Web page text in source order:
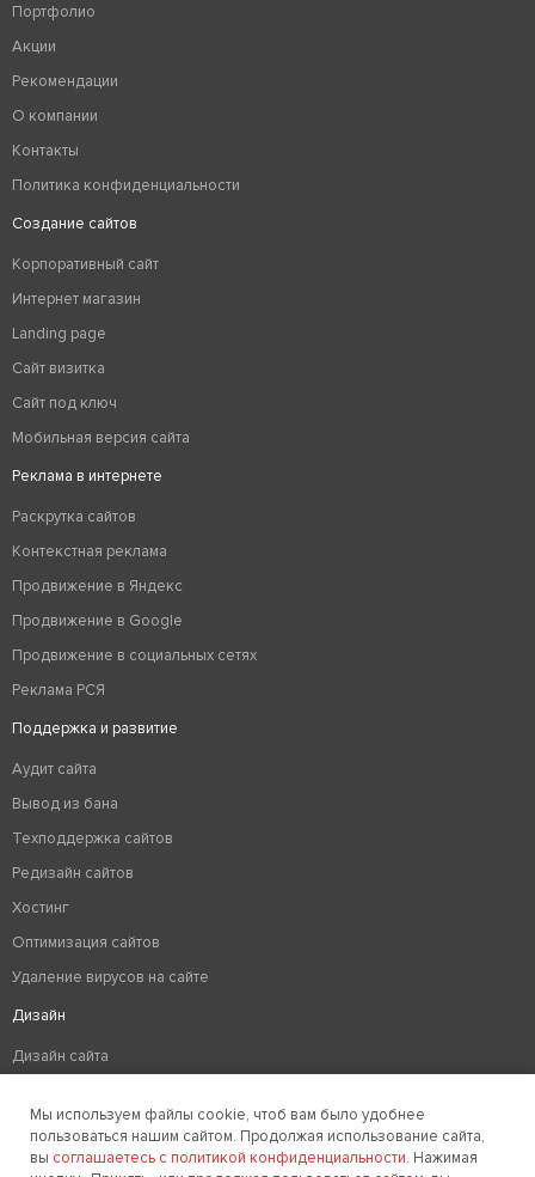
Портфолио
Акции
Рекомендации
О компании
Контакты
Политика конфиденциальности
Создание сайтов
Корпоративный сайт
Интернет магазин
Landing page
Сайт визитка
Сайт под ключ
Мобильная версия сайта
Реклама в интернете
Раскрутка сайтов
Контекстная реклама
Продвижение в Яндекс
Продвижение в Google
Продвижение в социальных сетях
Реклама РСЯ
Поддержка и развитие
Аудит сайта
Вывод из бана
Техподдержка сайтов
Редизайн сайтов
Хостинг
Оптимизация сайтов
Удаление вирусов на сайте
Дизайн
Дизайн сайта
Создание фирменного стиля
Мы используем файлы cookie, чтоб вам было удобнее
пользоваться нашим сайтом. Продолжая использование сайта,
вы соглашаетесь с политикой конфиденциальности. Нажимая